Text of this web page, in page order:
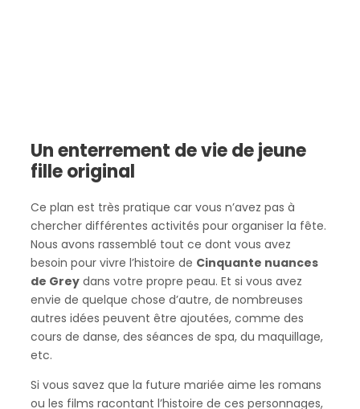
Un enterrement de vie de jeune
fille original
Ce plan est très pratique car vous n’avez pas à
chercher différentes activités pour organiser la fête.
Nous avons rassemblé tout ce dont vous avez
besoin pour vivre l’histoire de Cinquante nuances
de Grey dans votre propre peau. Et si vous avez
envie de quelque chose d’autre, de nombreuses
autres idées peuvent être ajoutées, comme des
cours de danse, des séances de spa, du maquillage,
etc.
Si vous savez que la future mariée aime les romans
ou les films racontant l’histoire de ces personnages,